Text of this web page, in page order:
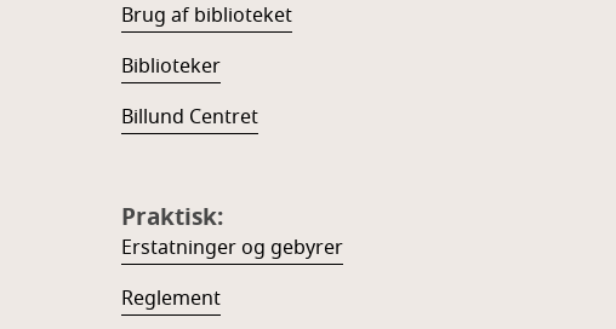
Brug af biblioteket
Biblioteker
Billund Centret
Praktisk:
Erstatninger og gebyrer
Reglement